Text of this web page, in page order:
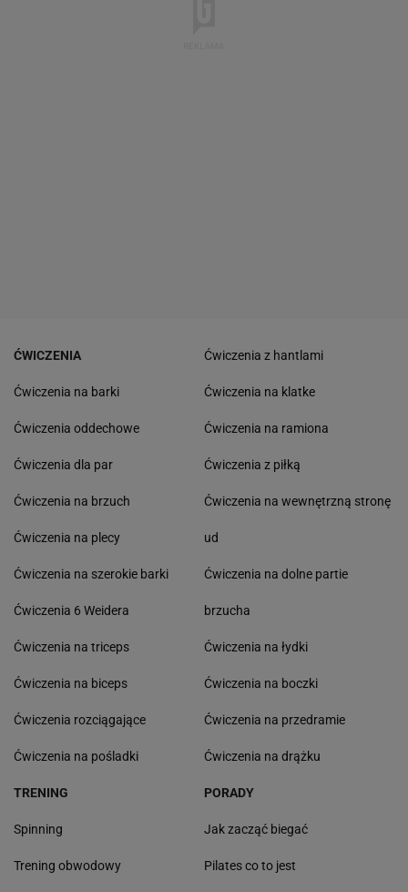
ĆWICZENIA
Ćwiczenia na barki
Ćwiczenia oddechowe
Ćwiczenia dla par
Ćwiczenia na brzuch
Ćwiczenia na plecy
Ćwiczenia na szerokie barki
Ćwiczenia 6 Weidera
Ćwiczenia na triceps
Ćwiczenia na biceps
Ćwiczenia rozciągające
Ćwiczenia na pośladki
Ćwiczenia z hantlami
Ćwiczenia na klatke
Ćwiczenia na ramiona
Ćwiczenia z piłką
Ćwiczenia na wewnętrzną stronę
ud
Ćwiczenia na dolne partie
brzucha
Ćwiczenia na łydki
Ćwiczenia na boczki
Ćwiczenia na przedramie
Ćwiczenia na drążku
TRENING
Spinning
Trening obwodowy
PORADY
Jak zacząć biegać
Pilates co to jest